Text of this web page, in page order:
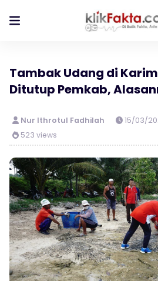
Tambak Udang di
Ditutup Pemkab,
Nur Ithrotul Fadhilah 15/03/
523 views